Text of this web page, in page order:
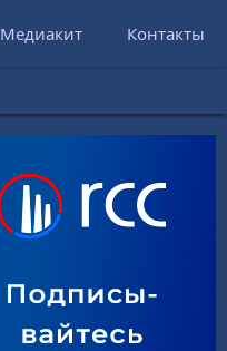
Медиакит Контакты